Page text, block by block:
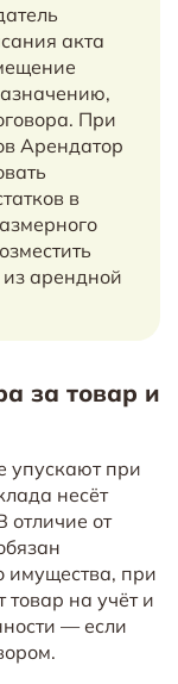
акта
При
Арендатор
в
арендной
за товар и
упускают при
несёт
отличие от
имущества, при
на учёт и
— если